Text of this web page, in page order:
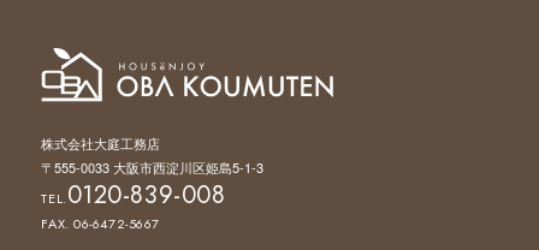
株式会社大庭工務店
〒555-0033 大阪市西淀川区姫島5-1-3
TEL.0120-839-008
FAX. 06-6472-5667